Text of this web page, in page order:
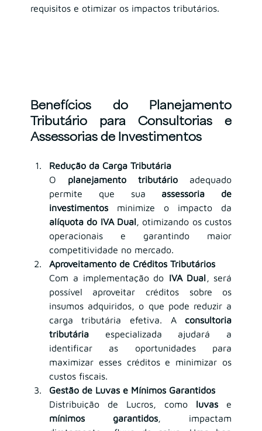
requisitos e otimizar os impactos tributários.
Benefícios do Planejamento
Tributário para Consultorias e
Assessorias de Investimentos
Redução da Carga Tributária
O planejamento tributário adequado
permite que sua assessoria de
investimentos
alíquota do IVA Dual, otimizando os custos
operacionais e garantindo maior
competitividade no mercado.
Aproveitamento de Créditos Tributários
Com a implementação do IVA Dual, será
possível aproveitar créditos sobre os
insumos adquiridos, o que pode reduzir a
carga tributária efetiva. A consultoria
tributária especializada ajudará a
identificar as oportunidades para
maximizar esses créditos e minimizar os
custos fiscais.
Gestão de Luvas e Mínimos Garantidos
Distribuição de Lucros, como luvas
mínimos garantidos, impactam